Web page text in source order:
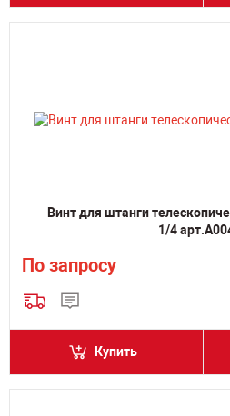
Винт для штанги
1/4
По запросу
Купить